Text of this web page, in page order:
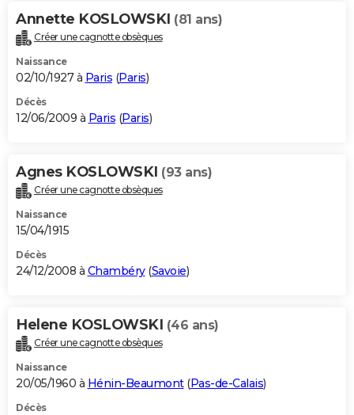
Annette KOSLOWSKI (81 ans)
Créer une cagnotte obsèques
Naissance
02/10/1927 à Paris (Paris)
Décès
12/06/2009 à Paris (Paris)
Agnes KOSLOWSKI (93 ans)
Créer une cagnotte obsèques
Naissance
15/04/1915
Décès
24/12/2008 à Chambéry(Savoie)
Helene KOSLOWSKI (46 ans)
Créer une cagnotte obsèques
Naissance
20/05/1960 à Hénin-Beaumont(Pas-de-Calais)
Décès